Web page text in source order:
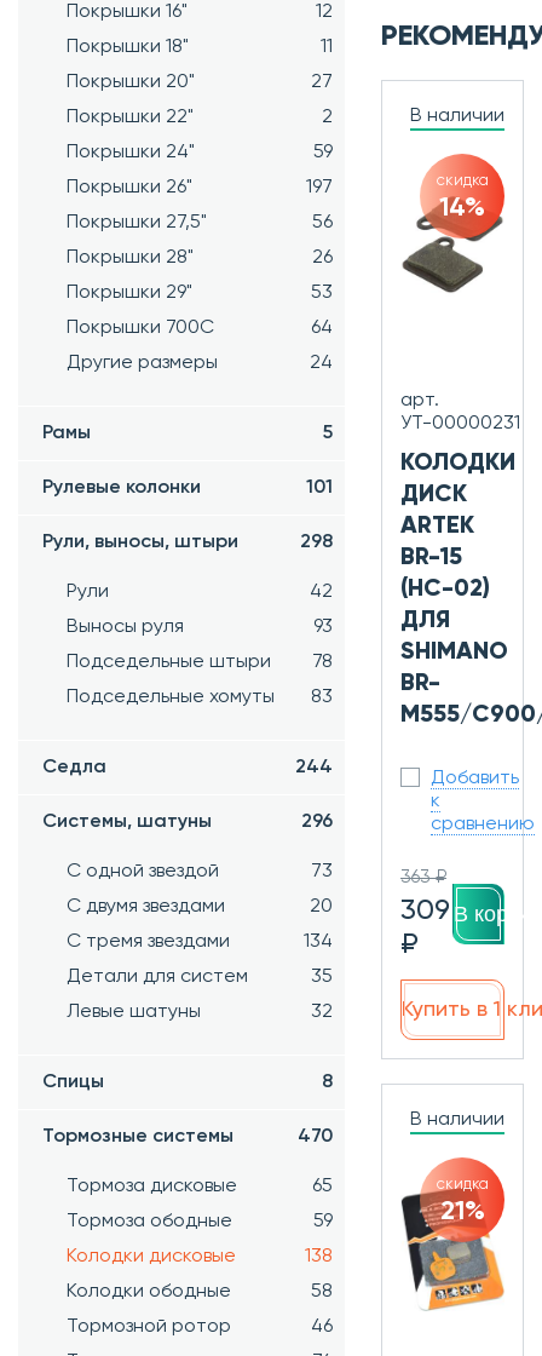
Покрышки 16"
12
Покрышки 18"
11
Покрышки 20"
27
Покрышки 22"
2
Покрышки 24"
59
Покрышки 26"
197
Покрышки 27,5"
56
Покрышки 28"
26
Покрышки 29"
53
Покрышки 700C
64
Другие размеры
24
Рамы 5
Рулевые колонки 101
Рули, выносы, штыри 298
Рули
42
Выносы руля
93
Подседельные штыри
78
Подседельные хомуты
83
Седла 244
Системы, шатуны 296
С одной звездой
73
С двумя звездами
20
С тремя звездами
134
Детали для систем
35
Левые шатуны
32
Спицы 8
Тормозные системы 470
Тормоза дисковые
65
Тормоза ободные
59
Колодки дисковые
138
Колодки ободные
58
Тормозной ротор
46
В наличии
скидка
14%
арт.
УТ-00000231
КОЛОДКИ
ДИСК
ARTEK
BR-15
(HC-02)
ДЛЯ
SHIMANO
BR-
M555/
Добавить
к
сравнению
363 ₽
309
₽
В
Купить в 1
В наличии
скидка
21%